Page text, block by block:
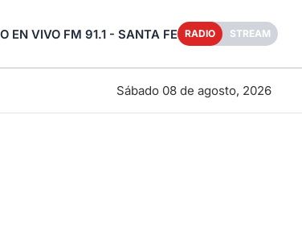
EN VIVO FM 91.1 - SANTA FE RADIO STREAM
Sábado 08 de agosto, 2026